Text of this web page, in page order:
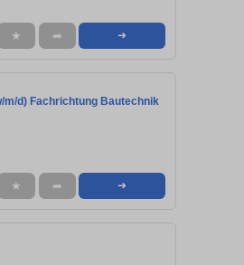
★ ➦ ➜
m/d) Fachrichtung Bautechnik
★ ➦ ➜